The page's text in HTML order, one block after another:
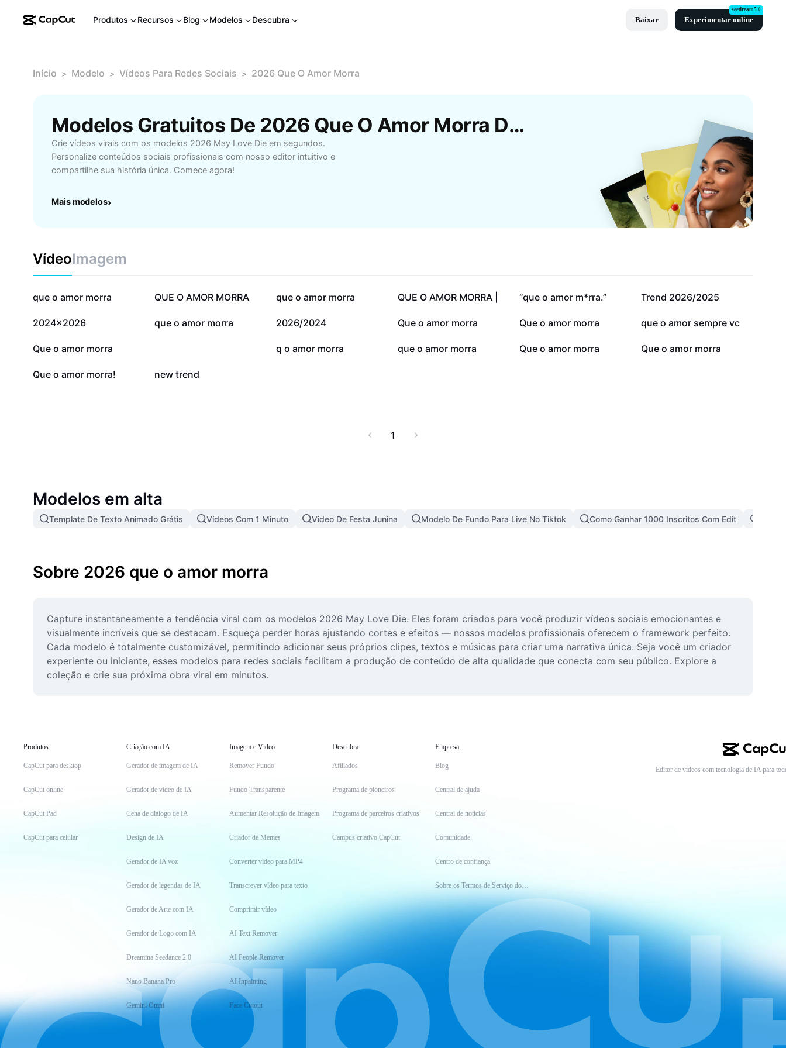
Produtos Recursos Blog Modelos Descubra Baixar Experimentar online
seedream5.0
Início > Modelo > Vídeos Para Redes Sociais > 2026 Que O Amor Morra
Modelos Gratuitos De 2026 Que O Amor Morra Da CapCut
Crie vídeos virais com os modelos 2026 May Love Die em segundos.
Personalize conteúdos sociais profissionais com nosso editor intuitivo e
compartilhe sua história única. Comece agora!
Mais modelos›
VídeoImagem
42,7 mil
que o amor morra 18,1 mil
QUE O AMOR MORRA 10,1 mil
que o amor morra 6,3 mil
QUE O AMOR MORRA | 3,5 mil
“que o amor m*rra.” 2,7 mil
Trend 2026/2025
2,6 mil
2024x2026 2,3 mil
que o amor morra 2,2 mil
2026/2024 1,5 mil
Que o amor morra 865
Que o amor morra 527
que o amor sempre vc
347
Que o amor morra 312
q o amor morra 294
que o amor morra 292
Que o amor morra 276
Que o amor morra
267
Que o amor morra! 175
new trend
1
Modelos em alta
Template De Texto Animado Grátis Vídeos Com 1 Minuto Video De Festa Junina Modelo De Fundo Para Live No Tiktok Como Ganhar 1000 Inscritos Com Edit
Sobre 2026 que o amor morra
Capture instantaneamente a tendência viral com os modelos 2026 May Love Die. Eles foram criados para você produzir vídeos sociais emocionantes e
visualmente incríveis que se destacam. Esqueça perder horas ajustando cortes e efeitos — nossos modelos profissionais oferecem o framework perfeito.
Cada modelo é totalmente customizável, permitindo adicionar seus próprios clipes, textos e músicas para criar uma narrativa única. Seja você um criador
experiente ou iniciante, esses modelos para redes sociais facilitam a produção de conteúdo de alta qualidade que conecta com seu público. Explore a
coleção e crie sua próxima obra viral em minutos.
Produtos
CapCut para desktop
CapCut online
CapCut Pad
CapCut para celular
Criação com IA
Gerador de imagem de IA
Gerador de vídeo de IA
Cena de diálogo de IA
Design de IA
Gerador de IA voz
Gerador de legendas de IA
Gerador de Arte com IA
Gerador de Logo com IA
Dreamina Seedance 2.0
Nano Banana Pro
Gemini Omni
Imagem e Vídeo
Remover Fundo
Fundo Transparente
Aumentar Resolução de Imagem
Criador de Memes
Converter vídeo para MP4
Transcrever vídeo para texto
Comprimir vídeo
AI Text Remover
AI People Remover
AI Inpainting
Face Cutout
Descubra
Afiliados
Programa de pioneiros
Programa de parceiros criativos
Campus criativo CapCut
Empresa
Blog
Central de ajuda
Central de notícias
Comunidade
Centro de confiança
Sobre os Termos de Serviço do CapCut
Editor de vídeos com tecnologia de IA para